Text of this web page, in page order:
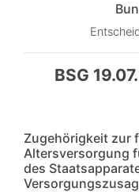
BSG
Zugehörigkeit zur
Altersversorgung
des